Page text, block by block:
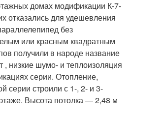
домах модификации К-7-
отказались для удешевления
без
или красным квадратным
получили в народе название
низкие шумо- и теплоизоляция
серии. Отопление,
серии строили с 1-, 2- и 3-
Высота потолка — 2,48 м